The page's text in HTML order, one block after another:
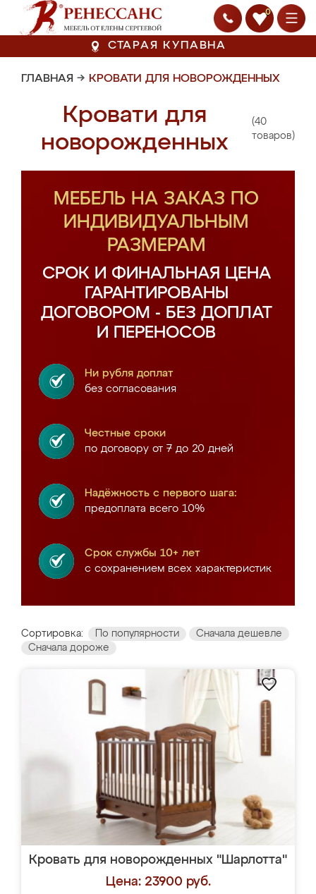
0
СТАРАЯ КУПАВНА
ГЛАВНАЯ → КРОВАТИ ДЛЯ НОВОРОЖДЕННЫХ
Кровати для
новорожденных
(40
товаров)
МЕБЕЛЬ НА ЗАКАЗ ПО
ИНДИВИДУАЛЬНЫМ
РАЗМЕРАМ
СРОК И ФИНАЛЬНАЯ ЦЕНА
ГАРАНТИРОВАНЫ
ДОГОВОРОМ - БЕЗ ДОПЛАТ
И ПЕРЕНОСОВ
Ни рубля доплат
без согласования
Честные сроки
по договору от 7 до 20 дней
Надёжность с первого шага:
предоплата всего 10%
Срок службы 10+ лет
с сохранением всех характеристик
Сортировка: По популярности
Сначала дешевле
Сначала дороже
Кровать для новорожденных "Шарлотта"
Цена: 23900 руб.